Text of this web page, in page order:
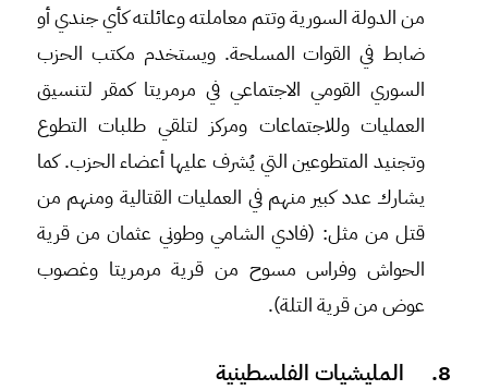
من الدولة السورية وتتم معاملته وعائلته كأي جندي أو
ضابط في القوات المسلحة. ويستخدم مكتب الحزب
السوري القومي الاجتماعي في مرمريتا كمقر لتنسيق
العمليات وللاجتماعات ومركز لتلقي طلبات التطوع
وتجنيد المتطوعين التي يُشرف عليها أعضاء الحزب. كما
يشارك عدد كبير منهم في العمليات القتالية ومنهم من
قتل من مثل: (فادي الشامي وطوني عثمان من قرية
الحواش وفراس مسوح من قرية مرمريتا وغصوب
عوض من قرية التلة).
8. المليشيات الفلسطينية